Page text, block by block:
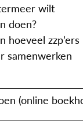
wilt
doen?
hoeveel zzp’ers
samenwerken
(online